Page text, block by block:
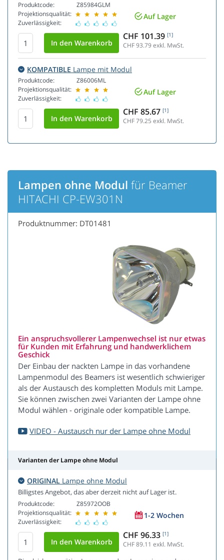
Produktcode:
Projektionsqualität:
Zuverlässigkeit:
Z85984GLM
Auf Lager
CHF 101.39 [1]
CHF 93.79exkl. MwSt.
KOMPATIBLE Lampe mit Modul
Produktcode:
Projektionsqualität:
Zuverlässigkeit:
Z86006ML
Auf Lager
CHF 85.67 [1]
CHF 79.25 exkl. MwSt.
Lampen ohne Modul für Beamer
HITACHI CP-EW301N
Produktnummer: DT01481
Ein anspruchsvollerer Lampenwechsel ist nur etwas
für Kunden mit Erfahrung und handwerklichem
Geschick
Der Einbau der nackten Lampe in das vorhandene
Lampenmodul des Beamers ist wesentlich schwieriger
als der Austausch des kompletten Moduls mit Lampe.
Sie können zwischen zwei Varianten der Lampe ohne
Modul wählen - originale oder kompatible Lampe.
VIDEO - Austausch nur der Lampe ohne Modul
Varianten der Lampe ohne Modul
ORIGINAL Lampe ohne Modul
Billigstes Angebot, das aber derzeit nicht auf Lager ist.
Produktcode:
Projektionsqualität:
Zuverlässigkeit:
Z85972OOB
1-2 Wochen
CHF 96.33 [1]
CHF 89.11 exkl. MwSt.